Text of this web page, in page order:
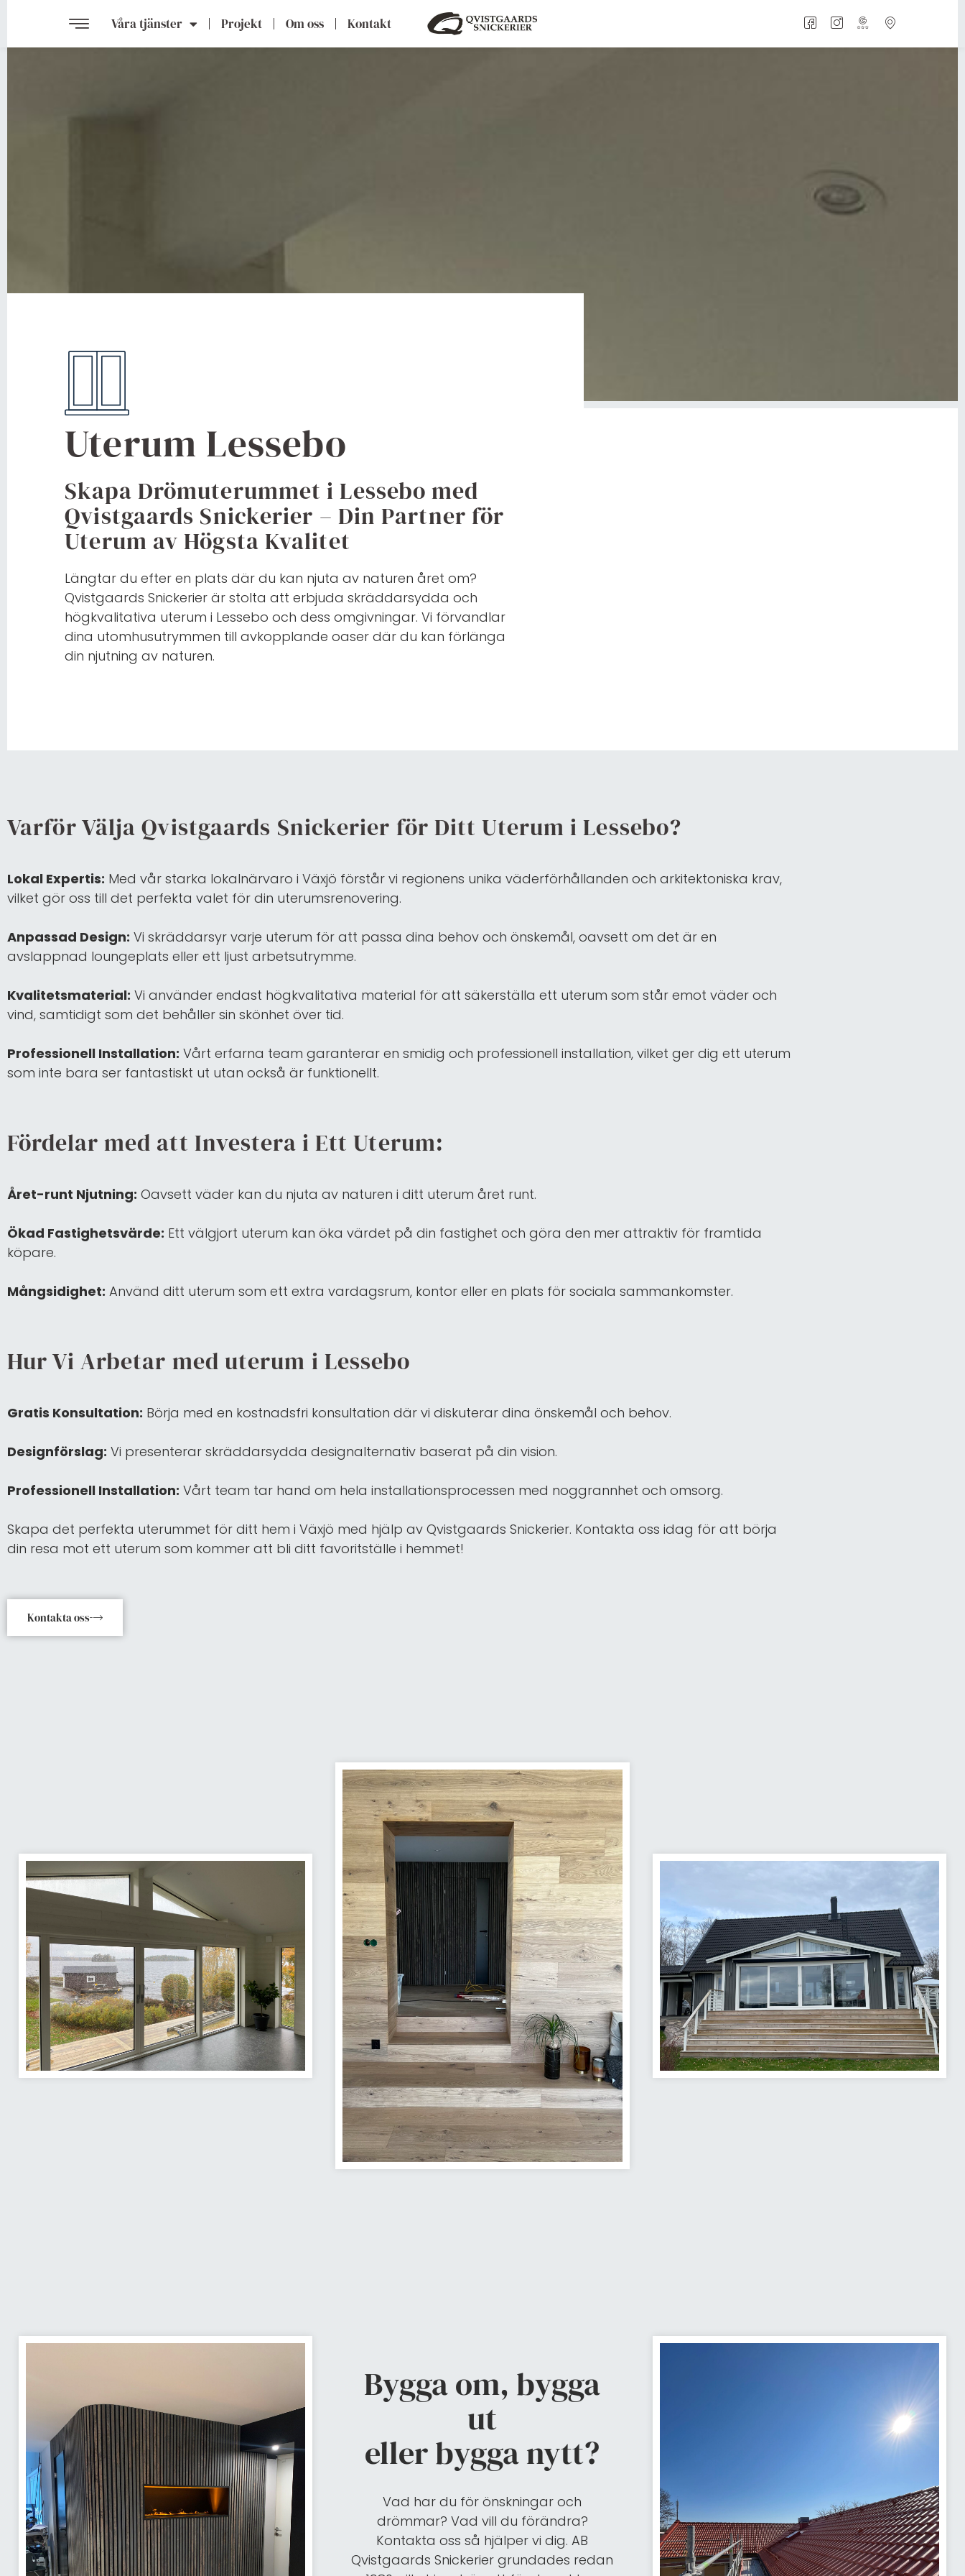
Våra tjänster Projekt Om oss Kontakt
Uterum Lessebo
Skapa Drömuterummet i Lessebo med
Qvistgaards Snickerier – Din Partner för
Uterum av Högsta Kvalitet
Längtar du efter en plats där du kan njuta av naturen året om?
Qvistgaards Snickerier är stolta att erbjuda skräddarsydda och
högkvalitativa uterum i Lessebo och dess omgivningar. Vi förvandlar
dina utomhusutrymmen till avkopplande oaser där du kan förlänga
din njutning av naturen.
Varför Välja Qvistgaards Snickerier för Ditt Uterum i Lessebo?
Lokal Expertis: Med vår starka lokalnärvaro i Växjö förstår vi regionens unika väderförhållanden och arkitektoniska krav,
vilket gör oss till det perfekta valet för din uterumsrenovering.
Anpassad Design: Vi skräddarsyr varje uterum för att passa dina behov och önskemål, oavsett om det är en
avslappnad loungeplats eller ett ljust arbetsutrymme.
Kvalitetsmaterial: Vi använder endast högkvalitativa material för att säkerställa ett uterum som står emot väder och
vind, samtidigt som det behåller sin skönhet över tid.
Professionell Installation: Vårt erfarna team garanterar en smidig och professionell installation, vilket ger dig ett uterum
som inte bara ser fantastiskt ut utan också är funktionellt.
Fördelar med att Investera i Ett Uterum:
Året-runt Njutning: Oavsett väder kan du njuta av naturen i ditt uterum året runt.
Ökad Fastighetsvärde: Ett välgjort uterum kan öka värdet på din fastighet och göra den mer attraktiv för framtida
köpare.
Mångsidighet: Använd ditt uterum som ett extra vardagsrum, kontor eller en plats för sociala sammankomster.
Hur Vi Arbetar med uterum i Lessebo
Gratis Konsultation: Börja med en kostnadsfri konsultation där vi diskuterar dina önskemål och behov.
Designförslag: Vi presenterar skräddarsydda designalternativ baserat på din vision.
Professionell Installation: Vårt team tar hand om hela installationsprocessen med noggrannhet och omsorg.
Skapa det perfekta uterummet för ditt hem i Växjö med hjälp av Qvistgaards Snickerier. Kontakta oss idag för att börja
din resa mot ett uterum som kommer att bli ditt favoritställe i hemmet!
Kontakta oss
Bygga om, bygga
ut
eller bygga nytt?
Vad har du för önskningar och
drömmar? Vad vill du förändra?
Kontakta oss så hjälper vi dig. AB
Qvistgaards Snickerier grundades redan